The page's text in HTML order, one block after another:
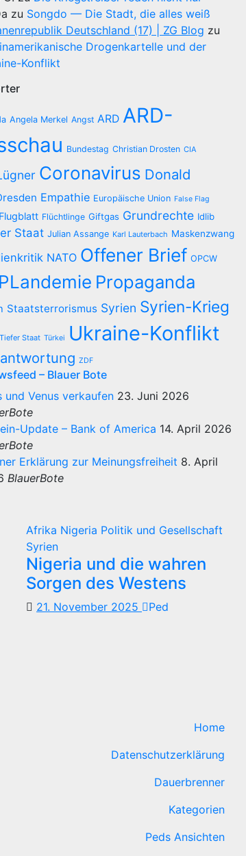
zu Songdo — Die Stadt, die alles weiß
Deutschland (17) | ZG Blog zu
Drogenkartelle und der
Konflikt
Angela Merkel Angst ARD ARD-
Bundestag Christian Drosten CIA
Coronavirus Donald
Empathie Europäische Union False Flag
Flugblatt Flüchtlinge Giftgas Grundrechte Idlib
Staat Julian Assange Karl Lauterbach Maskenzwang
NATO Offener Brief OPCW
PLandemie Propaganda
Staatsterrorismus Syrien Syrien-Krieg
Tiefer Staat Türkei Ukraine-Konflikt
ZDF
– Blauer Bote
und Venus verkaufen 23. Juni 2026
Update – Bank of America 14. April 2026
Erklärung zur Meinungsfreiheit 8. April
BlauerBote
Afrika Nigeria Politik und Gesellschaft
Syrien
Nigeria und die wahren
Sorgen des Westens
21. November 2025 Ped
Home
Datenschutzerklärung
Dauerbrenner
Kategorien
Peds Ansichten